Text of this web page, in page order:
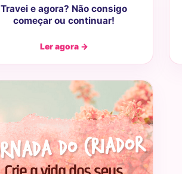
Travei e agora? Não consigo
começar ou continuar!
Ler agora →